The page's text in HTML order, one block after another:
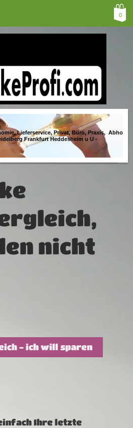
0
Lieferservice, Privat, Büro, Praxis,
Frankfurt Heddesheim u U -
nicht
- ich will sparen
Ihre letzte